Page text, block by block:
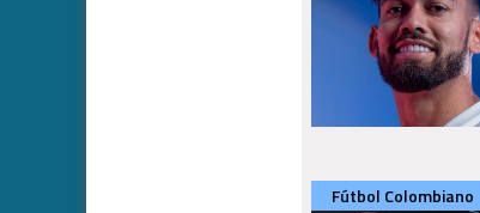
Fútbol Colombiano